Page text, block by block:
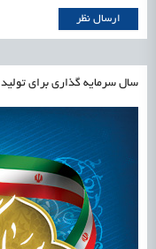
سال سرمایه گذاری برای تولید